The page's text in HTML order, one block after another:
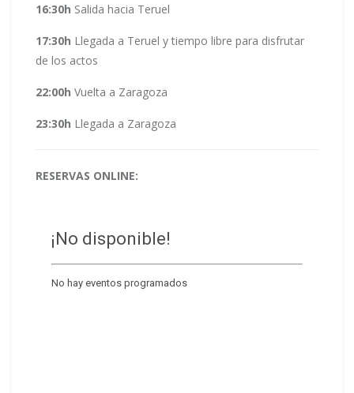
16:30h Salida hacia Teruel
17:30h Llegada a Teruel y tiempo libre para disfrutar
de los actos
22:00h Vuelta a Zaragoza
23:30h Llegada a Zaragoza
RESERVAS ONLINE: